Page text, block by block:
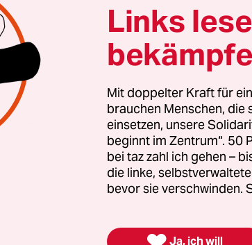
Links
Mit doppelter Kraft für
brauchen Menschen,
einsetzen, unsere
beginnt im Zentrum“. 50
bei taz zahl ich gehen –
die linke,
bevor sie verschwinden.
Ja, ich will